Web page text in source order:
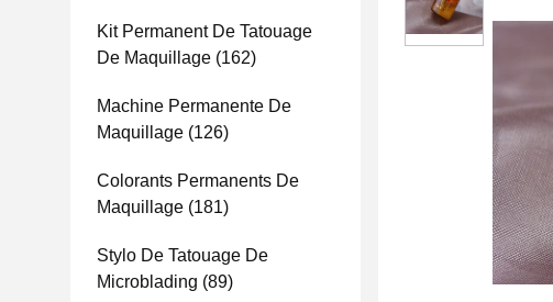
Kit Permanent De Tatouage
De Maquillage (162)
Machine Permanente De
Maquillage (126)
Colorants Permanents De
Maquillage (181)
Stylo De Tatouage De
Microblading (89)